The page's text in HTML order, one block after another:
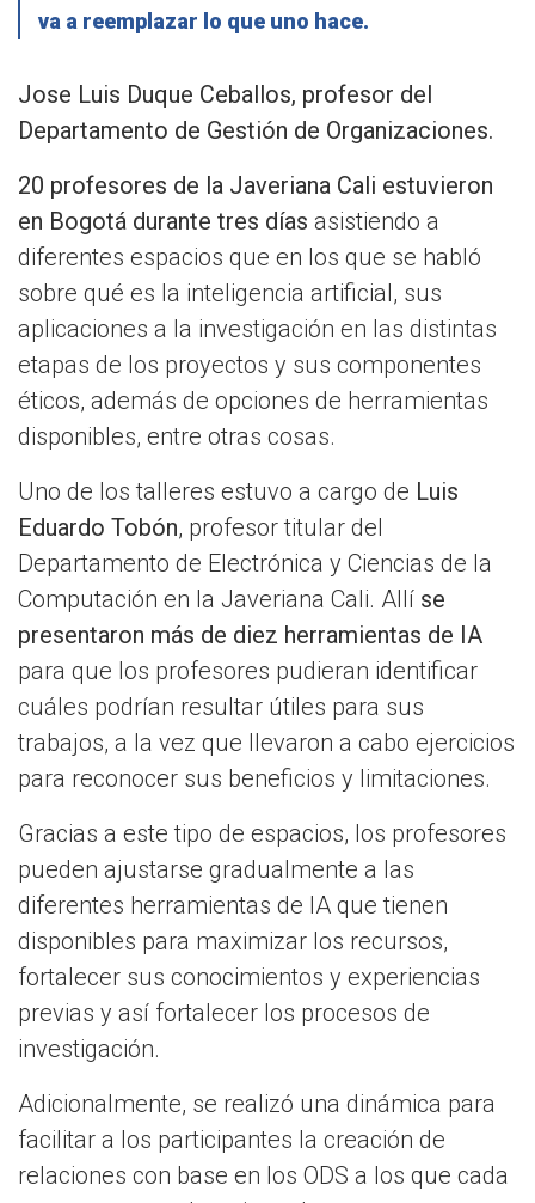
va a reemplazar lo que uno hace.
Jose Luis Duque Ceballos, profesor del
Departamento de Gestión de Organizaciones.
20 profesores de la Javeriana Cali estuvieron
en Bogotá durante tres días asistiendo a
diferentes espacios que en los que se habló
sobre qué es la inteligencia artificial, sus
aplicaciones a la investigación en las distintas
etapas de los proyectos y sus componentes
éticos, además de opciones de herramientas
disponibles, entre otras cosas.
Uno de los talleres estuvo a cargo de Luis
Eduardo Tobón, profesor titular del
Departamento de Electrónica y Ciencias de la
Computación en la Javeriana Cali. Allí se
presentaron más de diez herramientas de IA
para que los profesores pudieran identificar
cuáles podrían resultar útiles para sus
trabajos, a la vez que llevaron a cabo ejercicios
para reconocer sus beneficios y limitaciones.
Gracias a este tipo de espacios, los profesores
pueden ajustarse gradualmente a las
diferentes herramientas de IA que tienen
disponibles para maximizar los recursos,
fortalecer sus conocimientos y experiencias
previas y así fortalecer los procesos de
investigación.
Adicionalmente, se realizó una dinámica para
facilitar a los participantes la creación de
relaciones con base en los ODS a los que cada